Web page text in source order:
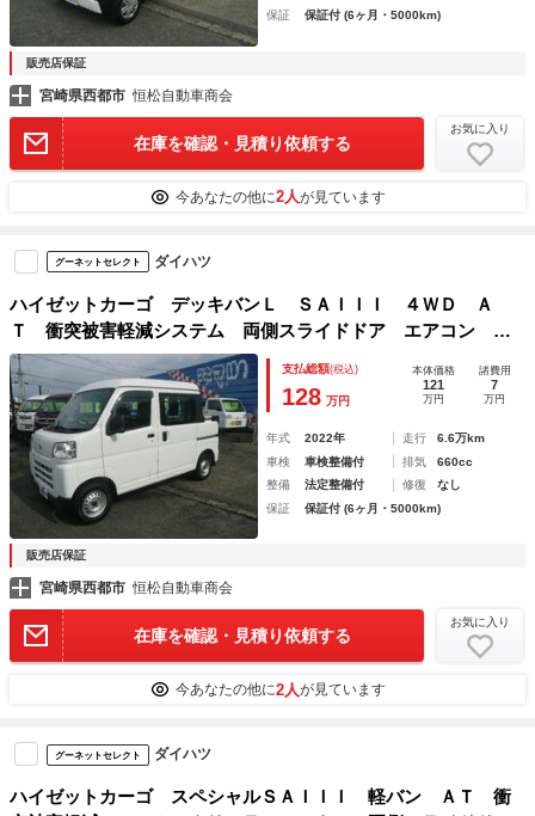
保証
保証付 (6ヶ月・5000km)
販売店保証
宮崎県西都市 恒松自動車商会
在庫を確認・見積り依頼する
お気に入り
今あなたの他に2人が見ています
グーネットセレクト ダイハツ
ハイゼットカーゴ デッキバンＬ ＳＡＩＩＩ ４ＷＤ Ａ
Ｔ 衝突被害軽減システム 両側スライドドア エアコン パ
ワステ パワーウィンドウ スマートアシスト ヘッドライト
レベライザー
支払総額(税込)
128 万円
本体価格
121
万円
諸費用
7
万円
年式 2022年 走行
6.6万km
車検
車検整備付 排気
660cc
整備
法定整備付 修復
なし
保証
保証付 (6ヶ月・5000km)
販売店保証
宮崎県西都市 恒松自動車商会
在庫を確認・見積り依頼する
お気に入り
今あなたの他に2人が見ています
グーネットセレクト ダイハツ
ハイゼットカーゴ スペシャルＳＡＩＩＩ 軽バン ＡＴ 衝